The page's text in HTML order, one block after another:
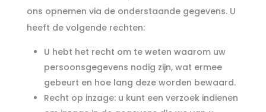
ons opnemen via de onderstaande gegevens. U
heeft de volgende rechten:
U hebt het recht om te weten waarom uw
persoonsgegevens nodig zijn, wat ermee
gebeurt en hoe lang deze worden bewaard.
Recht op inzage: u kunt een verzoek indienen